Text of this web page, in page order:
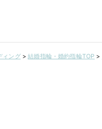
ィング>結婚指輪・婚約指輪TOP >